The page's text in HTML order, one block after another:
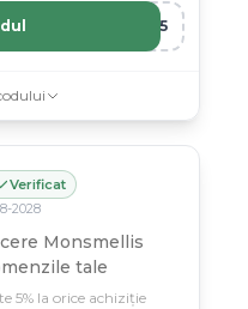
IA5
Verificat
-2028
Monsmellis
tale
5% la orice achiziție